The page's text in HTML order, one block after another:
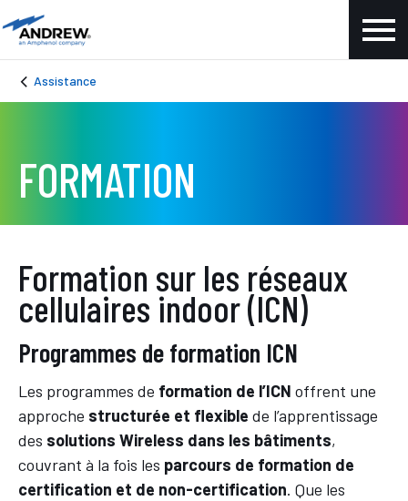
Assistance
FORMATION
Formation sur les réseaux
cellulaires indoor (ICN)
Programmes de formation ICN
Les programmes de formation de l’ICN offrent une
approche structurée et flexible de l’apprentissage
des solutions Wireless dans les bâtiments,
couvrant à la fois les parcours de formation de
certification et de non-certification. Que les